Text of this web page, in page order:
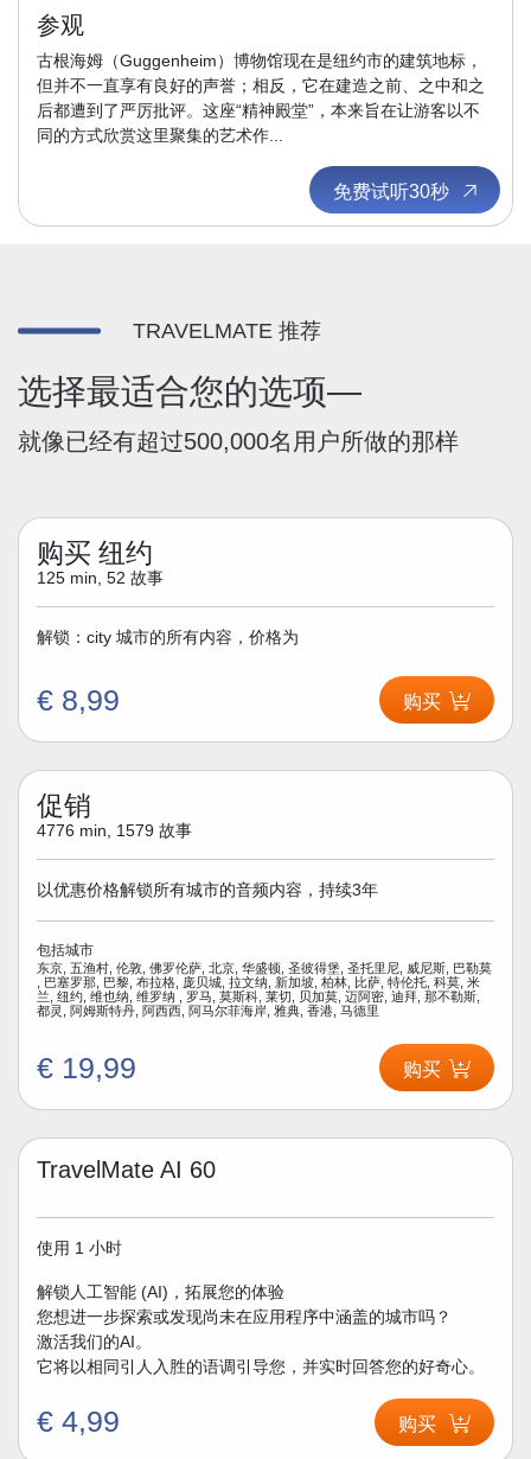
参观
古根海姆（Guggenheim）博物馆现在是纽约市的建筑地标，
但并不一直享有良好的声誉；相反，它在建造之前、之中和之
后都遭到了严厉批评。这座“精神殿堂”，本来旨在让游客以不
同的方式欣赏这里聚集的艺术作...
免费试听30秒
TRAVELMATE 推荐
选择最适合您的选项—
就像已经有超过500,000名用户所做的那样
购买 纽约
125 min, 52 故事
解锁：city 城市的所有内容，价格为
€ 8,99 购买
促销
4776 min, 1579 故事
以优惠价格解锁所有城市的音频内容，持续3年
包括城市
东京, 五渔村, 伦敦, 佛罗伦萨, 北京, 华盛顿, 圣彼得堡, 圣托里尼, 威尼斯, 巴勒莫
, 巴塞罗那, 巴黎, 布拉格, 庞贝城, 拉文纳, 新加坡, 柏林, 比萨, 特伦托, 科莫, 米
兰, 纽约, 维也纳, 维罗纳 , 罗马, 莫斯科, 莱切, 贝加莫, 迈阿密, 迪拜, 那不勒斯,
都灵, 阿姆斯特丹, 阿西西, 阿马尔菲海岸, 雅典, 香港, 马德里
€ 19,99 购买
TravelMate AI 60
使用 1 小时
解锁人工智能 (AI)，拓展您的体验
您想进一步探索或发现尚未在应用程序中涵盖的城市吗？
激活我们的AI。
它将以相同引人入胜的语调引导您，并实时回答您的好奇心。
€ 4,99 购买